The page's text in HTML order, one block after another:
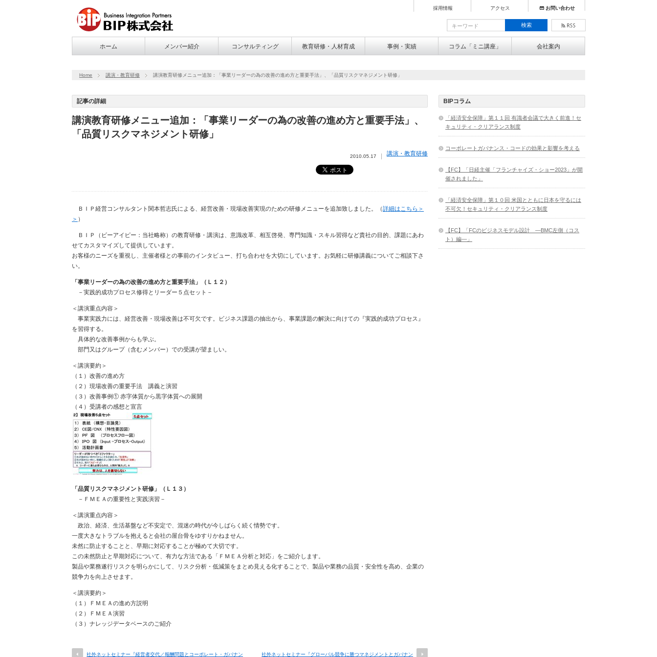
採用情報 アクセス お問い合わせ
ホーム メンバー紹介 コンサルティング 教育研修・人材育成 事例・実績 コラム「ミニ講座」 会社案内
Home 講演・教育研修 講演教育研修メニュー追加：「事業リーダーの為の改善の進め方と重要手法」、「品質リスクマネジメント研修」
記事の詳細
講演教育研修メニュー追加：「事業リーダーの為の改善の進め方と重要手法」、
「品質リスクマネジメント研修」
2010.05.17 講演・教育研修
ＢＩＰ経営コンサルタント関本哲志氏による、経営改善・現場改善実現のための研修メニューを追加致しました。（詳細はこちら＞
＞ ）
ＢＩＰ（ビーアイピー：当社略称）の教育研修・講演は、意識改革、相互啓発、専門知識・スキル習得など貴社の目的、課題にあわ
せてカスタマイズして提供しています。
お客様のニーズを重視し、主催者様との事前のインタビュー、打ち合わせを大切にしています。お気軽に研修講義についてご相談下さ
い。
「事業リーダーの為の改善の進め方と重要手法」（Ｌ１２）
－実践的成功プロセス修得とリーダー５点セット－
＜講演重点内容＞
事業実践力には、経営改善・現場改善は不可欠です。ビジネス課題の抽出から、事業課題の解決に向けての『実践的成功プロセス』
を習得する。
具体的な改善事例からも学ぶ。
部門又はグループ（含むメンバー）での受講が望ましい。
＜講演要約＞
（１）改善の進め方
（２）現場改善の重要手法 講義と演習
（３）改善事例① 赤字体質から黒字体質への展開
（４）受講者の感想と宣言
「品質リスクマネジメント研修」（Ｌ１３）
－ＦＭＥＡの重要性と実践演習－
＜講演重点内容＞
政治、経済、生活基盤など不安定で、混迷の時代が今しばらく続く情勢です。
一度大きなトラブルを抱えると会社の屋台骨をゆすりかねません。
未然に防止することと、早期に対応することが極めて大切です。
この未然防止と早期対応について、有力な方法である「ＦＭＥＡ分析と対応」をご紹介します。
製品や業務遂行リスクを明らかにして、リスク分析・低減策をまとめ見える化することで、製品や業務の品質・安全性を高め、企業の
競争力を向上させます。
＜講演要約＞
（１）ＦＭＥＡの進め方説明
（２）ＦＭＥＡ演習
（３）ナレッジデータベースのご紹介
社外ネットセミナー『経営者交代／報酬問題とコーポレート・ガバナン 社外ネットセミナー『グローバル競争に勝つマネジメントとガバナン
BIPコラム
「経済安全保障」第１１回 有識者会議で大きく前進！セ
キュリティ・クリアランス制度
コーポレートガバナンス・コードの効果と影響を考える
【FC】「日経主催「フランチャイズ・ショー2023」が開
催されました」
「経済安全保障」第１０回 米国とともに日本を守るには
不可欠！セキュリティ・クリアランス制度
【FC】「FCのビジネスモデル設計 ―BMC左側（コス
ト）編―」